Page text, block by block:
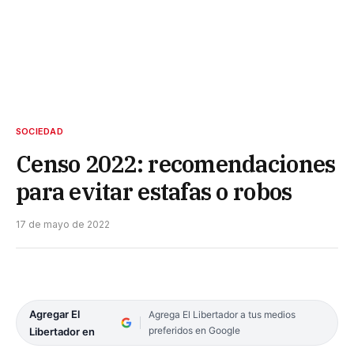
SOCIEDAD
Censo 2022: recomendaciones
para evitar estafas o robos
17 de mayo de 2022
Agregar El
Libertador en
Agrega El Libertador a tus medios
preferidos en Google